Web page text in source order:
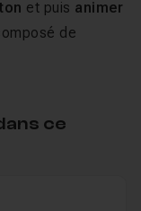
et puis animer
de
ce